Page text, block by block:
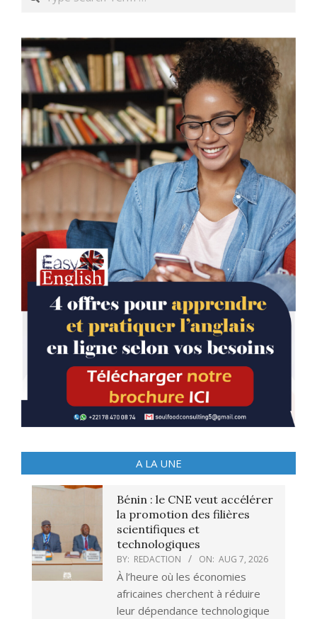
A LA UNE
Bénin : le CNE veut accélérer
la promotion des filières
scientifiques et
technologiques
BY: REDACTION ON: AUG 7, 2026
À l’heure où les économies
africaines cherchent à réduire
leur dépendance technologique